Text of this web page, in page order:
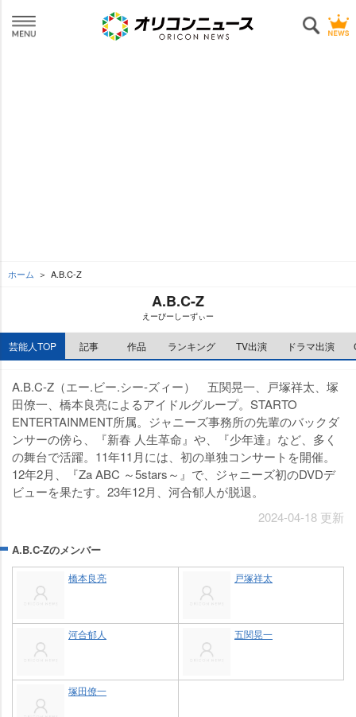
ホーム A.B.C-Z
A.B.C-Z
えーびーしーずぃー
芸能人TOP 記事 作品 ランキング TV出演 ドラマ出演
A.B.C-Z（エー.ビー.シー-ズィー） 五関晃一、戸塚祥太、塚
田僚一、橋本良亮によるアイドルグループ。STARTO
ENTERTAINMENT所属。ジャニーズ事務所の先輩のバックダ
ンサーの傍ら、『新春 人生革命』や、『少年達』など、多く
の舞台で活躍。11年11月には、初の単独コンサートを開催。
12年2月、『Za ABC ～5stars～』で、ジャニーズ初のDVDデ
ビューを果たす。23年12月、河合郁人が脱退。
2024-04-18 更新
A.B.C-Zのメンバー
橋本良亮 戸塚祥太
河合郁人 五関晃一
塚田僚一